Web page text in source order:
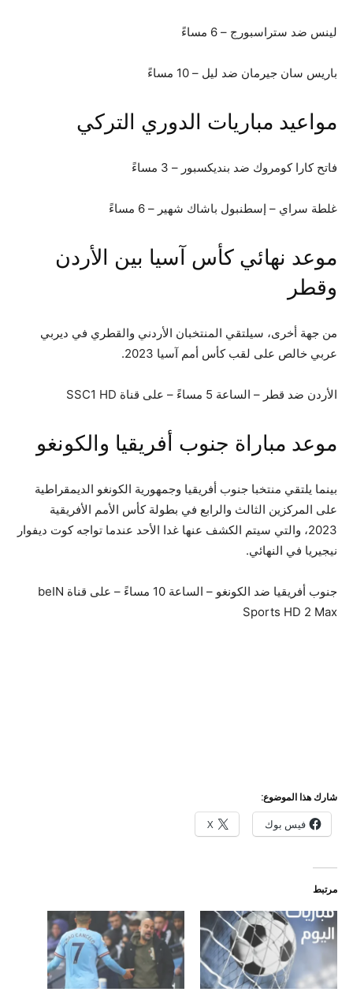
لينس ضد ستراسبورج – 6 مساءً
باريس سان جيرمان ضد ليل – 10 مساءً
مواعيد مباريات الدوري التركي
فاتح كارا كومروك ضد بنديكسبور – 3 مساءً
غلطة سراي – إسطنبول باشاك شهير – 6 مساءً
موعد نهائي كأس آسيا بين الأردن
وقطر
من جهة أخرى، سيلتقي المنتخبان الأردني والقطري في ديربي
عربي خالص على لقب كأس أمم آسيا 2023.
الأردن ضد قطر – الساعة 5 مساءً – على قناة SSC1 HD
موعد مباراة جنوب أفريقيا والكونغو
بينما يلتقي منتخبا جنوب أفريقيا وجمهورية الكونغو الديمقراطية
على المركزين الثالث والرابع في بطولة كأس الأمم الأفريقية
2023، والتي سيتم الكشف عنها غدا الأحد عندما تواجه كوت ديفوار
نيجيريا في النهائي.
جنوب أفريقيا ضد الكونغو – الساعة 10 مساءً – على قناة beIN
Sports HD 2 Max
شارك هذا الموضوع:
فيس بوك X
مرتبط